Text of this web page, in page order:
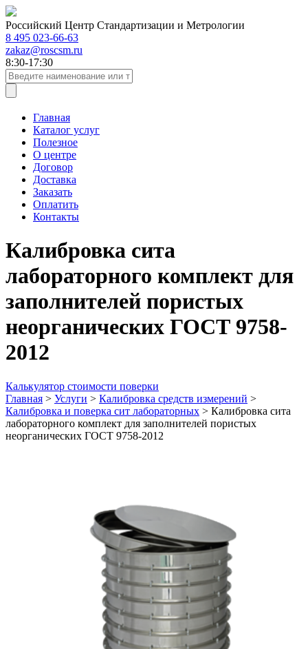
Российский Центр Стандартизации и Метрологии
8 495 023-66-63
zakaz@roscsm.ru
8:30-17:30
Главная
Каталог услуг
Полезное
О центре
Договор
Доставка
Заказать
Оплатить
Контакты
Калибровка сита
лабораторного комплект для
заполнителей пористых
неорганических ГОСТ 9758-
2012
Калькулятор стоимости поверки
Главная > Услуги > Калибровка средств измерений >
Калибровка и поверка сит лабораторных > Калибровка сита
лабораторного комплект для заполнителей пористых
неорганических ГОСТ 9758-2012